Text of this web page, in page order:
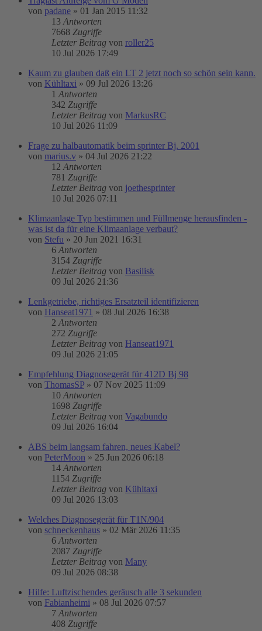
von padane » 01 Jan 2015 11:32
13 Antworten
7668 Zugriffe
Letzter Beitrag von roller25
10 Jul 2026 17:49
Kaum zu glauben daß ein LT 2 jetzt noch so schön sein kann.
von Kühltaxi » 09 Jul 2026 13:26
1 Antworten
342 Zugriffe
Letzter Beitrag von MarkusRC
10 Jul 2026 11:09
Frage zu halbautomatik beim sprinter Bj. 2001
von marius.v » 04 Jul 2026 21:22
12 Antworten
781 Zugriffe
Letzter Beitrag von joethesprinter
10 Jul 2026 07:11
Klimaanlage Typ bestimmen und Füllmenge herausfinden -
was ist da für eine Klimaanlage verbaut?
von Stefu » 20 Jun 2021 16:31
6 Antworten
3154 Zugriffe
Letzter Beitrag von Basilisk
09 Jul 2026 21:36
Lenkgetriebe, richtiges Ersatzteil identifizieren
von Hanseat1971 » 08 Jul 2026 16:38
2 Antworten
272 Zugriffe
Letzter Beitrag von Hanseat1971
09 Jul 2026 21:05
Empfehlung Diagnosegerät für 412D Bj 98
von ThomasSP » 07 Nov 2025 11:09
10 Antworten
1698 Zugriffe
Letzter Beitrag von Vagabundo
09 Jul 2026 16:04
ABS beim langsam fahren, neues Kabel?
von PeterMoon » 25 Jun 2026 06:18
14 Antworten
1154 Zugriffe
Letzter Beitrag von Kühltaxi
09 Jul 2026 13:03
Welches Diagnosegerät für T1N/904
von schneckenhaus » 02 Mär 2026 11:35
6 Antworten
2087 Zugriffe
Letzter Beitrag von Many
09 Jul 2026 08:38
Hilfe: Luftzischendes geräusch alle 3 sekunden
von Fabianheimi » 08 Jul 2026 07:57
7 Antworten
408 Zugriffe